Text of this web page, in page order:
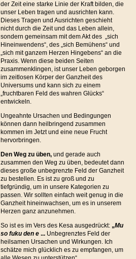
der Zeit eine starke Linie der Kraft bilden, die
unser Leben tragen und ausrichten kann.
Dieses Tragen und Ausrichten geschieht
nicht durch die Zeit und das Leben allein,
sondern gemeinsam mit dem Akt des „sich
Hineinwendens“, des „sich Bemühens“ und
„sich mit ganzem Herzen Hingebens“ an die
Praxis. Wenn diese beiden Seiten
zusammenklingen, ist unser Leben geborgen
im zeitlosen Körper der Ganzheit des
Universums und kann sich zu einem
„fruchtbaren Feld des wahren Glücks“
entwickeln.
Ungeahnte Ursachen und Bedingungen
können dann heilbringend zusammen
kommen im Jetzt und eine neue Frucht
hervorbringen.
Den Weg zu üben,und gerade auch
zusammen den Weg zu üben, bedeutet dann
dieses große unbegrenzte Feld der Ganzheit
zu bestellen. Es ist zu groß und zu
tiefgründig, um in unsere Kategorien zu
passen. Wir sollten einfach weit genug in die
Ganzheit hineinwachsen, um es in unserem
Herzen ganz anzunehmen.
So ist es im Vers des Kesa ausgedrückt: „Mu
so fuku den e...Unbegrenztes Feld der
heilsamen Ursachen und Wirkungen. Ich
schätze mich glücklich es zu empfangen, um